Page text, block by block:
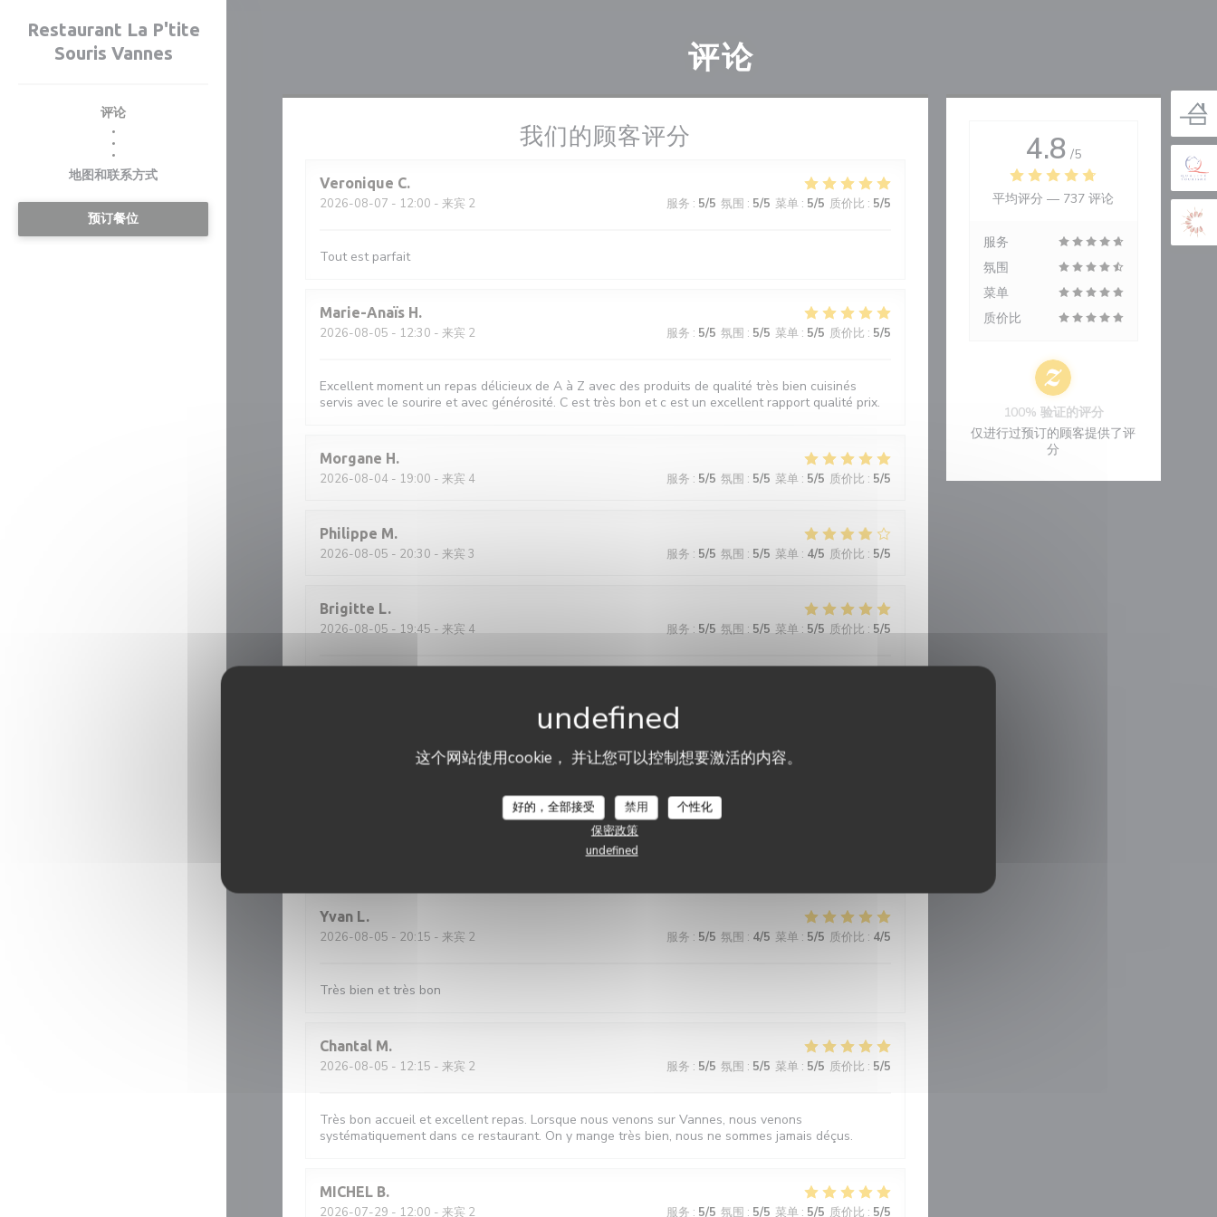
这个网站使用cookie， 并让您可以控制想要激活的内容。
好的，全部接受 禁用
个性化
保密政策
undefined
Restaurant La P'tite
Souris Vannes
评论
((在新窗口中打开))
((在新窗口中打开))
地图和联系方式
预订餐位
评论
我们的顾客评分
Veronique C
2026-08-07 - 12:00 - 来宾 2 服务 : 5/5 氛围 : 5/5 菜单: 5/5 质价比 : 5/5
Tout est parfait
Marie-Anaïs H
2026-08-05 - 12:30 - 来宾 2 服务 : 5/5 氛围 : 5/5 菜单: 5/5 质价比 : 5/5
Excellent moment un repas délicieux de A à Z avec des produits de qualité très bien cuisinés
servis avec le sourire et avec générosité. C est très bon et c est un excellent rapport qualité prix.
Morgane H
2026-08-04 - 19:00 - 来宾 4 服务 : 5/5 氛围 : 5/5 菜单: 5/5 质价比 : 5/5
Philippe M
2026-08-05 - 20:30 - 来宾 3 服务 : 5/5 氛围 : 5/5 菜单: 4/5 质价比 : 5/5
Brigitte L
2026-08-05- 19:45 - 来宾 4 服务 : 5/5 氛围 : 5/5 菜单: 5/5 质价比 : 5/5
Restaurant à recommander Les plats sont divins sans être excessif , le service parfait Nous
Yvan L
2026-08-05 - 20:15 - 来宾 2 服务 : 5/5 氛围 : 4/5 菜单 : 5/5 质价比 : 4/5
Très bien et très bon
Chantal M
2026-08-05 - 12:15 - 来宾 2 服务 : 5/5 氛围 : 5/5 菜单: 5/5 质价比 : 5/5
Très bon accueil et excellent repas. Lorsque nous venons sur Vannes, nous venons
systématiquement dans ce restaurant. On y mange très bien, nous ne sommes jamais déçus.
MICHEL B
2026-07-29 - 12:00 - 来宾 2 服务 : 5/5 氛围 : 5/5 菜单: 5/5 质价比 : 5/5
4.8 /5
平均评分 — 737 评论
服务
氛围
菜单
质价比
100% 验证的评分
仅进行过预订的顾客提供了评
分